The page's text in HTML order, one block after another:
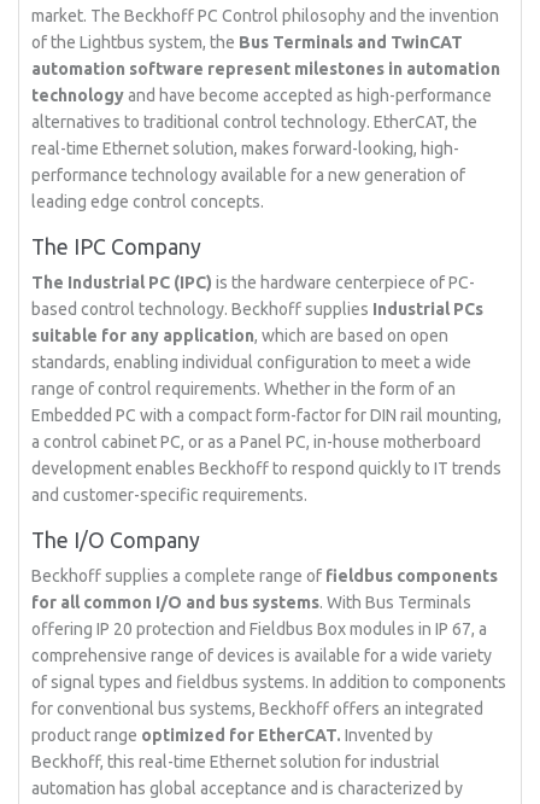
market. The Beckhoff PC Control philosophy and the invention
of the Lightbus system, the Bus Terminals and TwinCAT
automation software represent milestones in automation
technologyand have become accepted as high-performance
alternatives to traditional control technology. EtherCAT, the
real-time Ethernet solution, makes forward-looking, high-
performance technology available for a new generation of
leading edge control concepts.
The IPC Company
The Industrial PC (IPC) is the hardware centerpiece of PC-
based control technology. Beckhoff supplies Industrial PCs
suitable for any application, which are based on open
standards, enabling individual configuration to meet a wide
range of control requirements. Whether in the form of an
Embedded PC with a compact form-factor for DIN rail mounting,
a control cabinet PC, or as a Panel PC, in-house motherboard
development enables Beckhoff to respond quickly to IT trends
and customer-specific requirements.
The I/O Company
Beckhoff supplies a complete range of fieldbus components
for all common I/O and bus systems. With Bus Terminals
offering IP 20 protection and Fieldbus Box modules in IP 67, a
comprehensive range of devices is available for a wide variety
of signal types and fieldbus systems. In addition to components
for conventional bus systems, Beckhoff offers an integrated
product range optimized for EtherCAT. Invented by
Beckhoff, this real-time Ethernet solution for industrial
automation has global acceptance and is characterized by